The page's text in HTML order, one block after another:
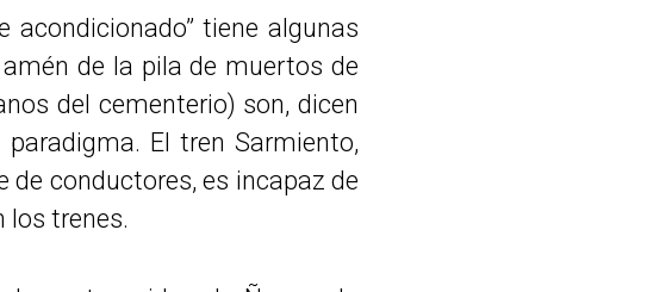
acondicionado” tiene algunas
de la pila de muertos de
del cementerio) son, dicen
El tren Sarmiento,
conductores, es incapaz de
los trenes.